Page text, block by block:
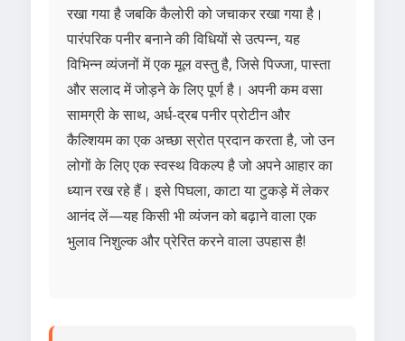
रखा गया है जबकि कैलोरी को जचाकर रखा गया है।
पारंपरिक पनीर बनाने की विधियों से उत्पन्न, यह
विभिन्न व्यंजनों में एक मूल वस्तु है, जिसे पिज्जा, पास्ता
और सलाद में जोड़ने के लिए पूर्ण है। अपनी कम वसा
सामग्री के साथ, अर्ध-द्रब पनीर प्रोटीन और
कैल्शियम का एक अच्छा स्रोत प्रदान करता है, जो उन
लोगों के लिए एक स्वस्थ विकल्प है जो अपने आहार का
ध्यान रख रहे हैं। इसे पिघला, काटा या टुकड़े में लेकर
आनंद लें—यह किसी भी व्यंजन को बढ़ाने वाला एक
भुलाव निशुल्क और प्रेरित करने वाला उपहास है!